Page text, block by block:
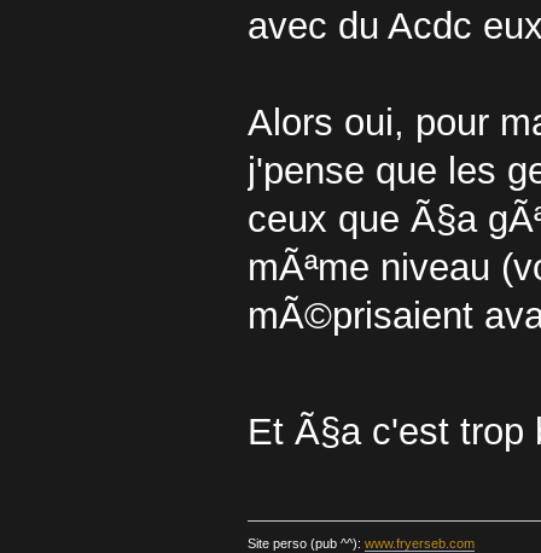
avec du Acdc
Alors oui, pour
j'pense que les
ceux que Ã§a
mÃªme niveau
mÃ©prisaient
Et Ã§a c'est
Site perso (pub ^^): www.fryerseb.com